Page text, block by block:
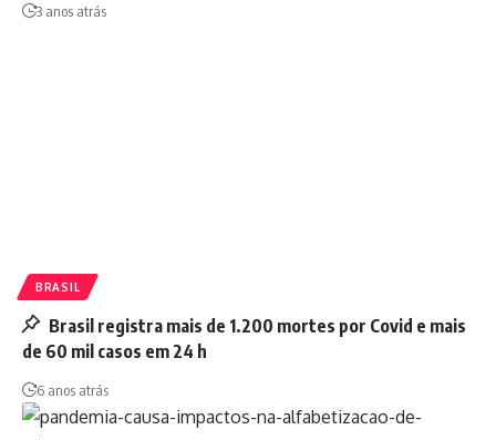
3 anos atrás
BRASIL
Brasil registra mais de 1.200 mortes por Covid e mais
de 60 mil casos em 24 h
6 anos atrás